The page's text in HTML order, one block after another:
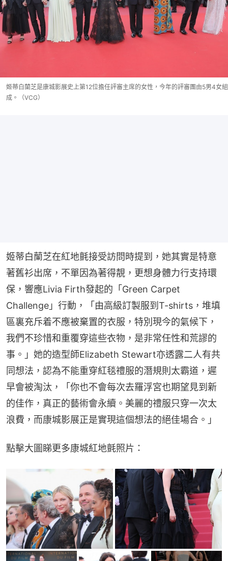
姬蒂白蘭芝是康城影展史上第12位擔任評審主席的女性，今年的評審團由5男4女組
成。（VCG）
姬蒂白蘭芝在紅地氈接受訪問時提到，她其實是特意
著舊衫出席，不單因為著得靚，更想身體力行支持環
保，響應Livia Firth發起的「Green Carpet
Challenge」行動，「由高級訂製服到T-shirts，堆填
區裏充斥着不應被棄置的衣服，特別現今的氣候下，
我們不珍惜和重覆穿這些衣物，是非常任性和荒謬的
事。」她的造型師Elizabeth Stewart亦透露二人有共
同想法，認為不能重穿紅毯禮服的潛規則太霸道，遲
早會被淘汰，「你也不會每次去羅浮宮也期望見到新
的佳作，真正的藝術會永續。美麗的禮服只穿一次太
浪費，而康城影展正是實現這個想法的絕佳場合。」
點擊大圖睇更多康城紅地氈照片：